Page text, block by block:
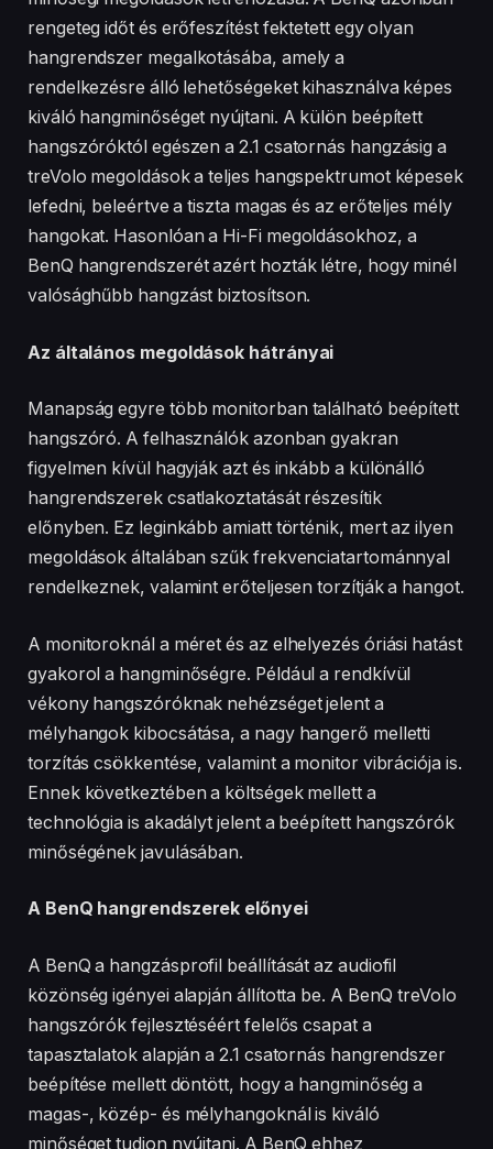
rengeteg időt és erőfeszítést fektetett egy olyan
hangrendszer megalkotásába, amely a
rendelkezésre álló lehetőségeket kihasználva képes
kiváló hangminőséget nyújtani. A külön beépített
hangszóróktól egészen a 2.1 csatornás hangzásig a
treVolo megoldások a teljes hangspektrumot képesek
lefedni, beleértve a tiszta magas és az erőteljes mély
hangokat. Hasonlóan a Hi-Fi megoldásokhoz, a
BenQ hangrendszerét azért hozták létre, hogy minél
valósághűbb hangzást biztosítson.
Az általános megoldások hátrányai
Manapság egyre több monitorban található beépített
hangszóró. A felhasználók azonban gyakran
figyelmen kívül hagyják azt és inkább a különálló
hangrendszerek csatlakoztatását részesítik
előnyben. Ez leginkább amiatt történik, mert az ilyen
megoldások általában szűk frekvenciatartománnyal
rendelkeznek, valamint erőteljesen torzítják a hangot.
A monitoroknál a méret és az elhelyezés óriási hatást
gyakorol a hangminőségre. Például a rendkívül
vékony hangszóróknak nehézséget jelent a
mélyhangok kibocsátása, a nagy hangerő melletti
torzítás csökkentése, valamint a monitor vibrációja is.
Ennek következtében a költségek mellett a
technológia is akadályt jelent a beépített hangszórók
minőségének javulásában.
A BenQ hangrendszerek előnyei
A BenQ a hangzásprofil beállítását az audiofil
közönség igényei alapján állította be. A BenQ treVolo
hangszórók fejlesztéséért felelős csapat a
tapasztalatok alapján a 2.1 csatornás hangrendszer
beépítése mellett döntött, hogy a hangminőség a
magas-, közép- és mélyhangoknál is kiváló
minőséget tudjon nyújtani. A BenQ ehhez